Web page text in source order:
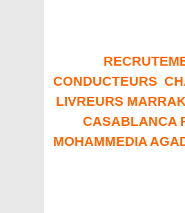
CONDUCTEURS
LIVREURS
CASABLANCA
MOHAMMEDIA